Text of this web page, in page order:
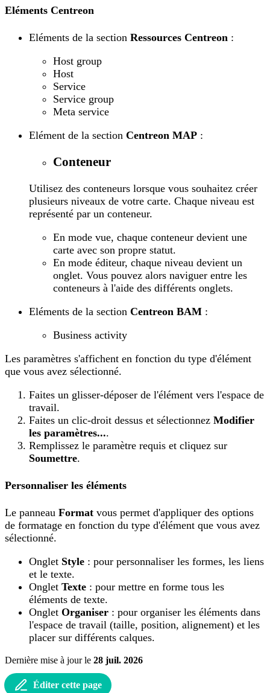
Eléments Centreon
Eléments de la section Ressources Centreon :
Host group
Host
Service
Service group
Meta service
Elément de la section Centreon MAP :
Conteneur
Utilisez des conteneurs lorsque vous souhaitez créer
plusieurs niveaux de votre carte. Chaque niveau est
représenté par un conteneur.
En mode vue, chaque conteneur devient une
carte avec son propre statut.
En mode éditeur, chaque niveau devient un
onglet. Vous pouvez alors naviguer entre les
conteneurs à l'aide des différents onglets.
Eléments de la section Centreon BAM :
Business activity
Les paramètres s'affichent en fonction du type d'élément
que vous avez sélectionné.
Faites un glisser-déposer de l'élément vers l'espace de
travail.
Faites un clic-droit dessus et sélectionnez Modifier
les paramètres....
Remplissez le paramètre requis et cliquez sur
Soumettre.
Personnaliser les éléments
Le panneau Format vous permet d'appliquer des options
de formatage en fonction du type d'élément que vous avez
sélectionné.
Onglet Style : pour personnaliser les formes, les liens
et le texte.
Onglet Texte : pour mettre en forme tous les
éléments de texte.
Onglet Organiser : pour organiser les éléments dans
l'espace de travail (taille, position, alignement) et les
placer sur différents calques.
Dernière mise à jourle 28 juil. 2026
Éditer cette page